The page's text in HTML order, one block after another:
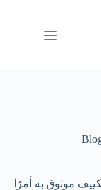
موثوق به أمرًا